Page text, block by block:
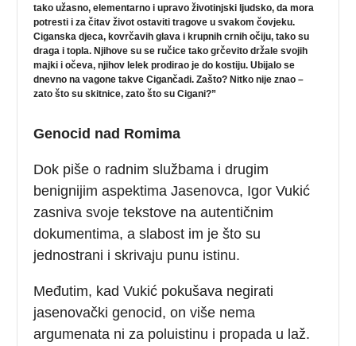
tako užasno, elementarno i upravo životinjski ljudsko, da mora
potresti i za čitav život ostaviti tragove u svakom čovjeku.
Ciganska djeca, kovrčavih glava i krupnih crnih očiju, tako su
draga i topla. Njihove su se ručice tako grčevito držale svojih
majki i očeva, njihov lelek prodirao je do kostiju. Ubijalo se
dnevno na vagone takve Cigančadi. Zašto? Nitko nije znao –
zato što su skitnice, zato što su Cigani?”
Genocid nad Romima
Dok piše o radnim službama i drugim
benignijim aspektima Jasenovca, Igor Vukić
zasniva svoje tekstove na autentičnim
dokumentima, a slabost im je što su
jednostrani i skrivaju punu istinu.
Međutim, kad Vukić pokušava negirati
jasenovački genocid, on više nema
argumenata ni za poluistinu i propada u laž.